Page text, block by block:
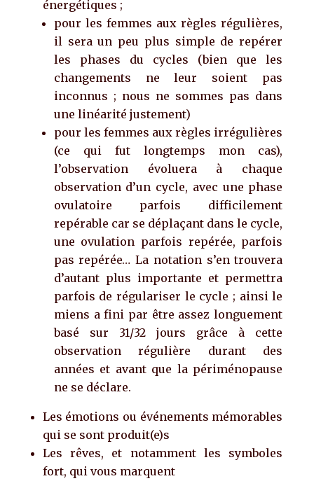
énergétiques ;
pour les femmes aux règles régulières,
il sera un peu plus simple de repérer
les phases du cycles (bien que les
changements ne leur soient pas
inconnus ; nous ne sommes pas dans
une linéarité justement)
pour les femmes aux règles irrégulières
(ce qui fut longtemps mon cas),
l’observation évoluera à chaque
observation d’un cycle, avec une phase
ovulatoire parfois difficilement
repérable car se déplaçant dans le cycle,
une ovulation parfois repérée, parfois
pas repérée… La notation s’en trouvera
d’autant plus importante et permettra
parfois de régulariser le cycle ; ainsi le
miens a fini par être assez longuement
basé sur 31/32 jours grâce à cette
observation régulière durant des
années et avant que la périménopause
ne se déclare.
Les émotions ou événements mémorables
qui se sont produit(e)s
Les rêves, et notamment les symboles
fort, qui vous marquent